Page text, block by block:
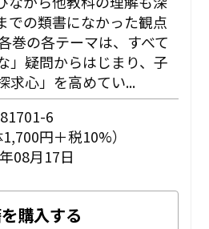
での類書になかった観点
巻の各テーマは、すべて
」疑問からはじまり、子
求心」を高めてい...
6
円＋税10%）
08月17日
購入する